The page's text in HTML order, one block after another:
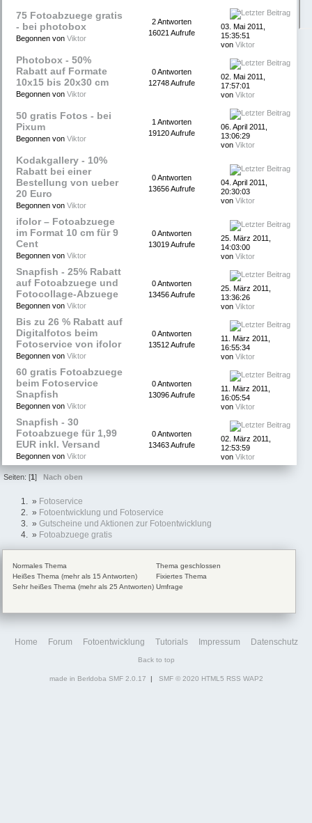
75 Fotoabzuege gratis
- bei photobox
Begonnen von Viktor
2 Antworten
16021 Aufrufe
03. Mai 2011,
15:35:51
von Viktor
Photobox - 50%
Rabatt auf Formate
10x15 bis 20x30 cm
Begonnen von Viktor
0 Antworten
12748 Aufrufe
02. Mai 2011,
17:57:01
von Viktor
50 gratis Fotos - bei
Pixum
Begonnen von Viktor
1 Antworten
19120 Aufrufe
06. April 2011,
13:06:29
von Viktor
Kodakgallery - 10%
Rabatt bei einer
Bestellung von ueber
20 Euro
Begonnen von Viktor
0 Antworten
13656 Aufrufe
04. April 2011,
20:30:03
von Viktor
ifolor – Fotoabzuege
im Format 10 cm für 9
Cent
Begonnen von Viktor
0 Antworten
13019 Aufrufe
25. März 2011,
14:03:00
von Viktor
Snapfish - 25% Rabatt
auf Fotoabzuege und
Fotocollage-Abzuege
Begonnen von Viktor
0 Antworten
13456 Aufrufe
25. März 2011,
13:36:26
von Viktor
Bis zu 26 % Rabatt auf
Digitalfotos beim
Fotoservice von ifolor
Begonnen von Viktor
0 Antworten
13512 Aufrufe
11. März 2011,
16:55:34
von Viktor
60 gratis Fotoabzuege
beim Fotoservice
Snapfish
Begonnen von Viktor
0 Antworten
13096 Aufrufe
11. März 2011,
16:05:54
von Viktor
Snapfish - 30
Fotoabzuege für 1,99
EUR inkl. Versand
Begonnen von Viktor
0 Antworten
13463 Aufrufe
02. März 2011,
12:53:59
von Viktor
Seiten: [1] Nach oben
» Fotoservice
» Fotoentwicklung und Fotoservice
» Gutscheine und Aktionen zur Fotoentwicklung
» Fotoabzuege gratis
Normales Thema
Heißes Thema (mehr als 15 Antworten)
Sehr heißes Thema (mehr als 25 Antworten)
Thema geschlossen
Fixiertes Thema
Umfrage
Home Forum Fotoentwicklung Tutorials Impressum Datenschutz
Back to top
made in Berldoba SMF 2.0.17 | SMF © 2020 HTML5 RSS WAP2